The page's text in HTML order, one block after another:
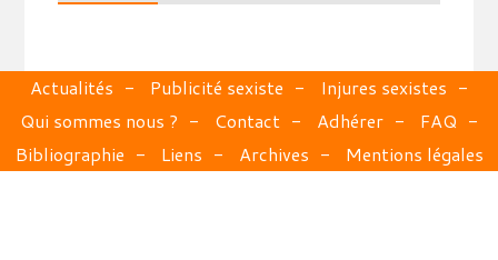
Actualités Publicité sexiste
Injures sexistes
Qui sommes nous ?
Contact Adhérer
FAQ
Bibliographie
Liens Archives Mentions légales